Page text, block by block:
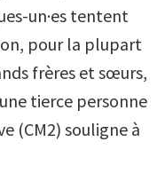
un·es tentent
pour la plupart
frères et sœurs,
tierce personne
(CM2) souligne à